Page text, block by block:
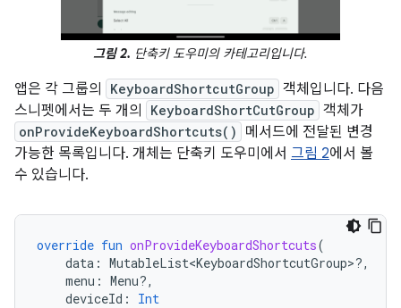
그림 2. 단축키 도우미의 카테고리입니다.
앱은 각 그룹의 KeyboardShortcutGroup 객체입니다. 다음
스니펫에서는 두 개의
KeyboardShortCutGroup 객체가
onProvideKeyboardShortcuts()
메서드에 전달된 변경
가능한 목록입니다. 개체는 단축키 도우미에서 그림 2에서 볼
수 있습니다.
override fun onProvideKeyboardShortcuts(
data : MutableList<KeyboardShortcutGroup>?,
menu : Menu?,
deviceId : Int